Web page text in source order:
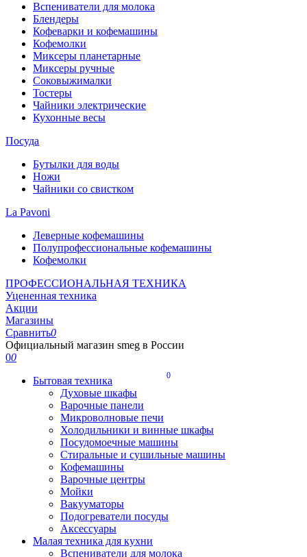
Вспениватели для молока
Блендеры
Кофеварки и кофемашины
Кофемолки
Миксеры планетарные
Миксеры ручные
Соковыжималки
Тостеры
Чайники электрические
Кухонные весы
Посуда
Бутылки для воды
Ножи
Чайники со свистком
La Pavoni
Леверные кофемашины
Полупрофессиональные кофемашины
Кофемолки
ПРОФЕССИОНАЛЬНАЯ ТЕХНИКА
Уцененная техника
Акции
Магазины
Сравнить0
Официальный магазин smeg в России
0
0
0
Бытовая техника
Духовые шкафы
Варочные панели
Микроволновые печи
Холодильники и винные шкафы
Посудомоечные машины
Стиральные и сушильные машины
Кофемашины
Варочные центры
Мойки
Вакууматоры
Подогреватели посуды
Аксессуары
Малая техника для кухни
Вспениватели для молока